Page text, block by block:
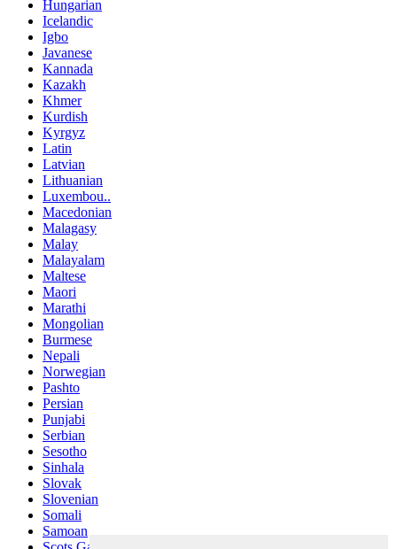
Hungarian
Icelandic
Igbo
Javanese
Kannada
Kazakh
Khmer
Kurdish
Kyrgyz
Latin
Latvian
Lithuanian
Luxembou..
Macedonian
Malagasy
Malay
Malayalam
Maltese
Maori
Marathi
Mongolian
Burmese
Nepali
Norwegian
Pashto
Persian
Punjabi
Serbian
Sesotho
Sinhala
Slovak
Slovenian
Somali
Samoan